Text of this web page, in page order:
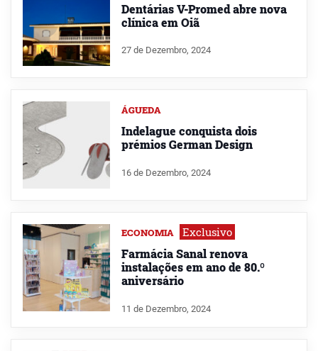
Dentárias V-Promed abre nova
clínica em Oiã
27 de Dezembro, 2024
ÁGUEDA
Indelague conquista dois
prémios German Design
16 de Dezembro, 2024
ECONOMIA Exclusivo
Farmácia Sanal renova
instalações em ano de 80.º
aniversário
11 de Dezembro, 2024